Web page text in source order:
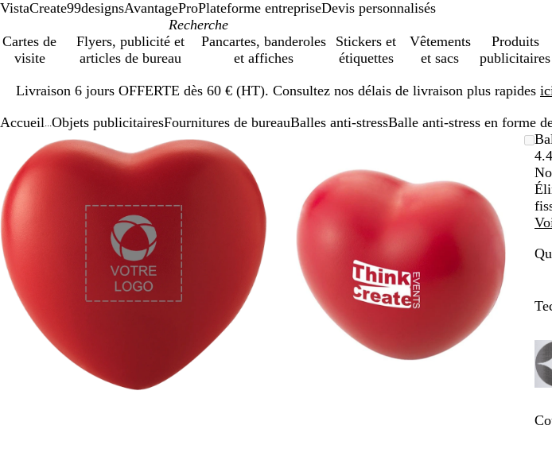
VistaCreate99designsAvantageProPlateforme entrepriseDevis personnalisés
Cartes de
visite
Flyers, publicité et
articles de bureau
Pancartes, banderoles
et affiches
Stickers et
étiquettes
Vêtements
et sacs
Produits
publicitaires
Livraison 6 jours OFFERTE dès 60 € (HT). Consultez nos délais de livraison plus rapides
1
Accueil Objets publicitairesFournitures de bureauBalles anti-stressBalle anti-stress en forme
Image
zoomable
Zoom
au
minimum
Cliquez
pour
développer
Utilisez
les
touches
et
moins
pour
zoomer
et
les
touches
plus
et
zoomer
et
les
touches
faire
Diapositive
sur
4.4